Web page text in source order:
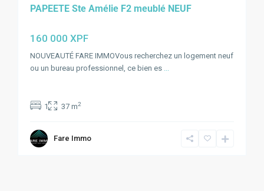
PAPEETE Ste Amélie F2 meublé NEUF
160 000 XPF
NOUVEAUTÉ FARE IMMOVous recherchez un logement neuf
ou un bureau professionnel, ce bien es ...
1 37 m2
Fare Immo